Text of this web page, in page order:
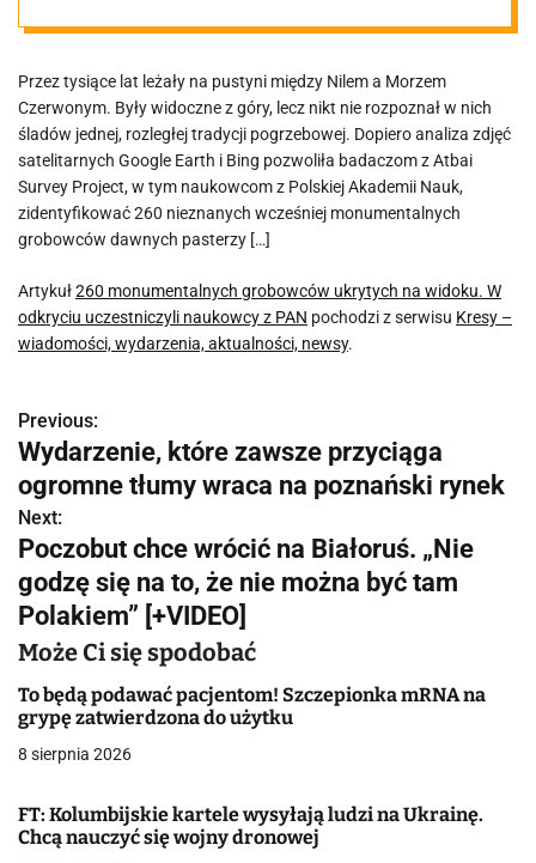
widoku. W
odkryciu
uczestniczyli
naukowcy z
PAN
Przez tysiące lat leżały na pustyni między Nilem a Morzem
Czerwonym. Były widoczne z góry, lecz nikt nie rozpoznał w nich
śladów jednej, rozległej tradycji pogrzebowej. Dopiero analiza zdjęć
satelitarnych Google Earth i Bing pozwoliła badaczom z Atbai
Survey Project, w tym naukowcom z Polskiej Akademii Nauk,
zidentyfikować 260 nieznanych wcześniej monumentalnych
grobowców dawnych pasterzy […]
Artykuł260 monumentalnych grobowców ukrytych na widoku. W
odkryciu uczestniczyli naukowcy z PAN pochodzi z serwisu Kresy –
wiadomości, wydarzenia, aktualności, newsy.
N
a
w
i
g
a
c
j
w
Previous:
Wydarzenie, które zawsze przyciąga
ogromne tłumy wraca na poznański rynek
Next:
Poczobut chce wrócić na Białoruś. „Nie
godzę się na to, że nie można być tam
Polakiem” [+VIDEO]
Może Ci się spodobać
To będą podawać pacjentom! Szczepionka mRNA na
grypę zatwierdzona do użytku
8 sierpnia 2026
FT: Kolumbijskie kartele wysyłają ludzi na Ukrainę.
Chcą nauczyć się wojny dronowej